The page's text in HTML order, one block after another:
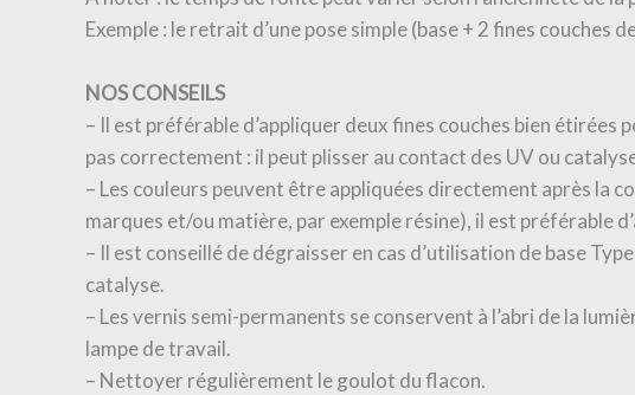
Exemple : le retrait d’une pose simple (base + 2 fines couches
NOS CONSEILS
– Il est préférable d’appliquer deux fines couches bien
pas correctement : il peut plisser au contact des UV ou
– Les couleurs peuvent être appliquées directement après la
marques et/ou matière, par exemple résine), il est préférable
– Il est conseillé de dégraisser en cas d’utilisation de base
catalyse.
– Les vernis semi-permanents se conservent à l’abri de la
lampe de travail.
– Nettoyer régulièrement le goulot du flacon.